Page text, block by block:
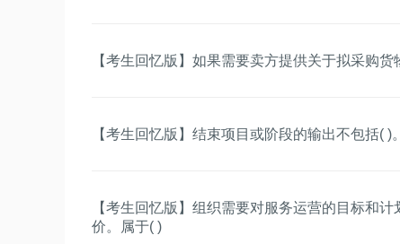
【考生回忆版】如果需要卖方提供关于拟采购
【考生回忆版】结束项目或阶段的输出不包括( )。
【考生回忆版】组织需要对服务运营的目标和
价。属于( )